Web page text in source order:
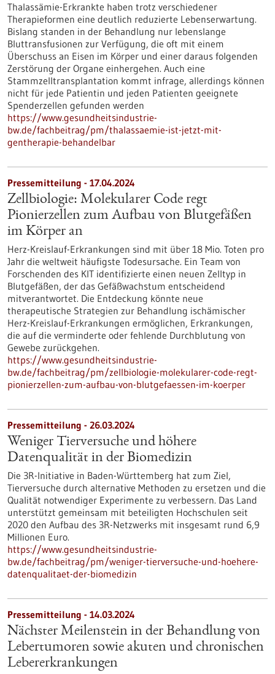
Thalassämie-Erkrankte haben trotz verschiedener
Therapieformen eine deutlich reduzierte Lebenserwartung.
Bislang standen in der Behandlung nur lebenslange
Bluttransfusionen zur Verfügung, die oft mit einem
Überschuss an Eisen im Körper und einer daraus folgenden
Zerstörung der Organe einhergehen. Auch eine
Stammzelltransplantation kommt infrage, allerdings können
nicht für jede Patientin und jeden Patienten geeignete
Spenderzellen gefunden werden
https://www.gesundheitsindustrie-
bw.de/fachbeitrag/pm/thalassaemie-ist-jetzt-mit-
gentherapie-behandelbar
Pressemitteilung - 17.04.2024
Zellbiologie: Molekularer Code regt
Pionierzellen zum Aufbau von Blutgefäßen
im Körper an
Herz-Kreislauf-Erkrankungen sind mit über 18 Mio. Toten pro
Jahr die weltweit häufigste Todesursache. Ein Team von
Forschenden des KIT identifizierte einen neuen Zelltyp in
Blutgefäßen, der das Gefäßwachstum entscheidend
mitverantwortet. Die Entdeckung könnte neue
therapeutische Strategien zur Behandlung ischämischer
Herz-Kreislauf-Erkrankungen ermöglichen, Erkrankungen,
die auf die verminderte oder fehlende Durchblutung von
Gewebe zurückgehen.
https://www.gesundheitsindustrie-
bw.de/fachbeitrag/pm/zellbiologie-molekularer-code-regt-
pionierzellen-zum-aufbau-von-blutgefaessen-im-koerper
Pressemitteilung - 26.03.2024
Weniger Tierversuche und höhere
Datenqualität in der Biomedizin
Die 3R-Initiative in Baden-Württemberg hat zum Ziel,
Tierversuche durch alternative Methoden zu ersetzen und die
Qualität notwendiger Experimente zu verbessern. Das Land
unterstützt gemeinsam mit beteiligten Hochschulen seit
2020 den Aufbau des 3R-Netzwerks mit insgesamt rund 6,9
Millionen Euro.
https://www.gesundheitsindustrie-
bw.de/fachbeitrag/pm/weniger-tierversuche-und-hoehere-
datenqualitaet-der-biomedizin
Pressemitteilung - 14.03.2024
Nächster Meilenstein in der Behandlung von
Lebertumoren sowie akuten und chronischen
Lebererkrankungen